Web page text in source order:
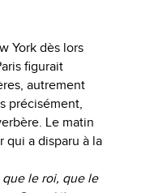
York dès lors
figurait
autrement
précisément,
Le matin
qui a disparu à la
le roi, que le